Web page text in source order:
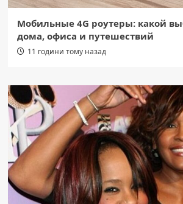
Мобильные 4G роутеры: какой
дома, офиса и путешествий
11 години тому назад